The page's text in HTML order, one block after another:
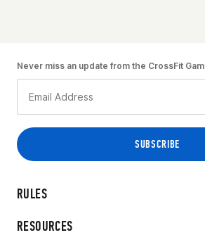
RULES
RESOURCES
Never miss an update from the CrossFit